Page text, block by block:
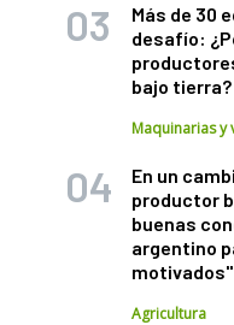
Más de 30
desafío:
bajo tierra?
Maquinarias y
En un
productor
buenas
argentino
motivados"
Agricultura